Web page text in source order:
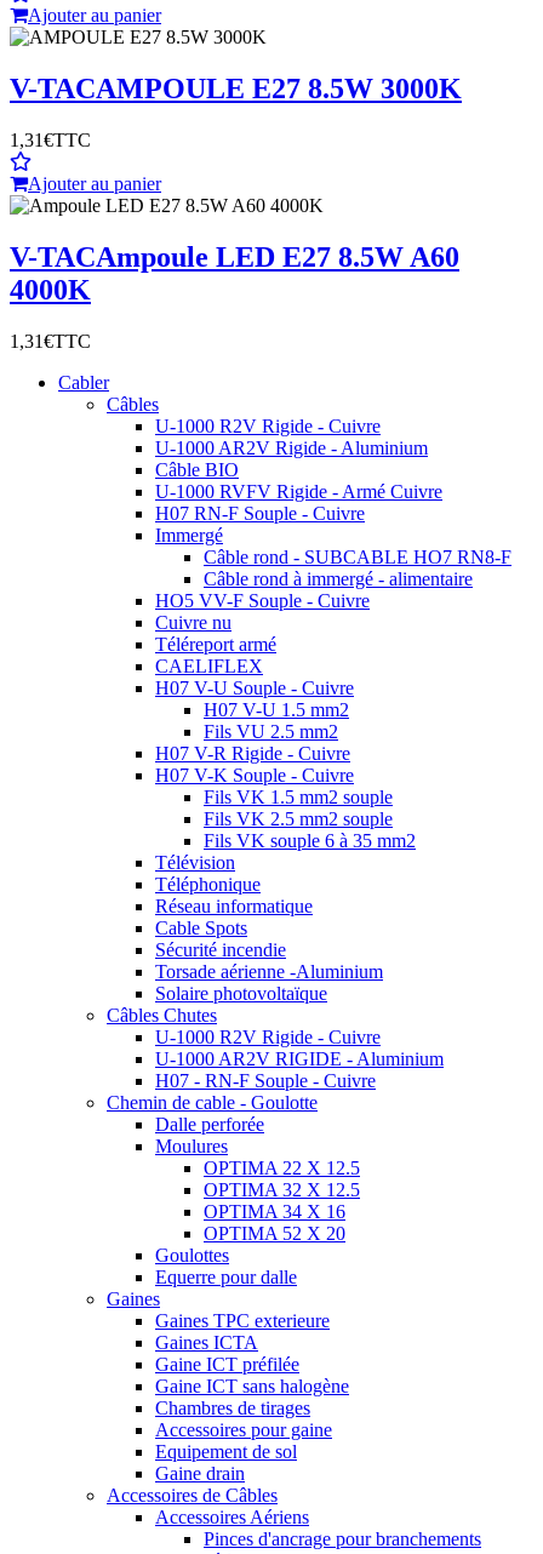
Ajouter au panier
V-TACAMPOULE E27 8.5W 3000K
1,31€TTC
Ajouter au panier
V-TACAmpoule LED E27 8.5W A60
4000K
1,31€TTC
Cabler
Câbles
U-1000 R2V Rigide - Cuivre
U-1000 AR2V Rigide - Aluminium
Câble BIO
U-1000 RVFV Rigide - Armé Cuivre
H07 RN-F Souple - Cuivre
Immergé
Câble rond - SUBCABLE HO7 RN8-F
Câble rond à immergé - alimentaire
HO5 VV-F Souple - Cuivre
Cuivre nu
Téléreport armé
CAELIFLEX
H07 V-U Souple - Cuivre
H07 V-U 1.5 mm2
Fils VU 2.5 mm2
H07 V-R Rigide - Cuivre
H07 V-K Souple - Cuivre
Fils VK 1.5 mm2 souple
Fils VK 2.5 mm2 souple
Fils VK souple 6 à 35 mm2
Télévision
Téléphonique
Réseau informatique
Cable Spots
Sécurité incendie
Torsade aérienne -Aluminium
Solaire photovoltaïque
Câbles Chutes
U-1000 R2V Rigide - Cuivre
U-1000 AR2V RIGIDE - Aluminium
H07 - RN-F Souple - Cuivre
Chemin de cable - Goulotte
Dalle perforée
Moulures
OPTIMA 22 X 12.5
OPTIMA 32 X 12.5
OPTIMA 34 X 16
OPTIMA 52 X 20
Goulottes
Equerre pour dalle
Gaines
Gaines TPC exterieure
Gaines ICTA
Gaine ICT préfilée
Gaine ICT sans halogène
Chambres de tirages
Accessoires pour gaine
Equipement de sol
Gaine drain
Accessoires de Câbles
Accessoires Aériens
Pinces d'ancrage pour branchements